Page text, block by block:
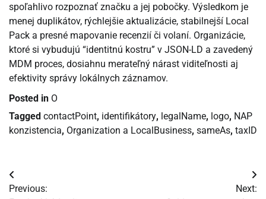
spoľahlivo rozpoznať značku a jej pobočky. Výsledkom je
menej duplikátov, rýchlejšie aktualizácie, stabilnejší Local
Pack a presné mapovanie recenzií či volaní. Organizácie,
ktoré si vybudujú “identitnú kostru” v JSON-LD a zavedený
MDM proces, dosiahnu merateľný nárast viditeľnosti aj
efektivity správy lokálnych záznamov.
Posted in O
Tagged contactPoint, identifikátory, legalName, logo, NAP
konzistencia, Organization a LocalBusiness, sameAs, taxID
Navigácia
Previous:
Next: